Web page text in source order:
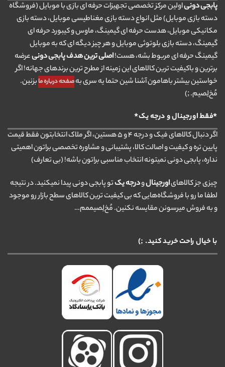
پابجی دونیاولین مرکز تخصصی تجهیزات حرفه ای بازی با موبایل (فروشگاه
دسته بازی موبایل) مثل انواع دسته بازی مغناطیسی موبایل، دسته بازی
مکانیکی موبایل، هدست حرفه ای گیمینگ، ماوس و کیبورد حرفه ای
گیمینگ، دسته بازی بلوتوثی موبایل و هر چیز دیگه ای که به موبایل
گیمینگ حرفه ای مربوط بشه، هست!اصلی ترین هدف پابجی دونیعرضه
برترین و باکیفیت ترین کالاهای این زمینه از مطرح ترین برندهای جهانه! اگر
خواستین بیشتر باهامون آشنا شین حتما یه سری بهصفحه درباره ما بزنین.
مُخ‌لِصیم. ;)
*فقط اورجینال و درجه یک*
اگر دنبال کالاهای فیک و درجه ۴ و ۵ هستین، اگر ملاک انتخابتون فقط قیمت
پایین تره و کیفیت و اصالت کالا، پشتیبانی و مشاوره تخصصی براتون اهمیتی
نداره، پابجی دونی نمیتونه انتخاب مناسبی براتون باشه! (بی تعارف)
چیزی جز کالاهایاورجینالودرجه یکتو پابجی دونی پیدا نمیکنید. در نتیجه
لطفا ما رو با فروشگاه‌هایی که بی کیفیت ترین کالاهای سطح بازار رو موجود
و به فروش میرسونن مقایسه نکنین. مُخ‌لِصیممم…
با خیال راحت خرید کنید. ;)